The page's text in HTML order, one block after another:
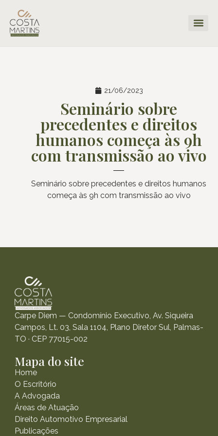
21/06/2023
Seminário sobre
precedentes e direitos
humanos começa às 9h
com transmissão ao vivo
Seminário sobre precedentes e direitos humanos
começa às 9h com transmissão ao vivo
Carpe Diem — Condomínio Executivo, Av. Siqueira
Campos, Lt. 03, Sala 1104, Plano Diretor Sul, Palmas-
TO · CEP 77015-002
Mapa do site
Home
O Escritório
A Advogada
Áreas de Atuação
Direito Automotivo Empresarial
Publicações